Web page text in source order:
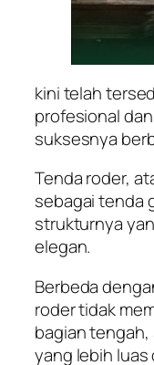
kini telah
profesional
suksesnya
Tenda roder,
sebagai tenda
strukturnya
elegan.
Berbeda
roder tidak
bagian
yang lebih luas